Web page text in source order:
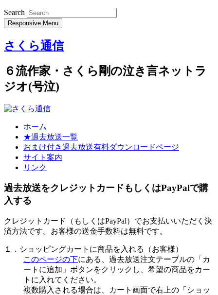
Search
Responsive Menu
さくら通信
６流作家・さくら剛の泣き言ネットラ
ジオ(号泣)
ホーム
★過去放送一覧
おまけ付き過去放送有料ダウンロードページ
サイト案内
リンク
過去放送をクレジットカードもしくはPayPalで購
入する
クレジットカード（もしくはPayPal）でお支払いいただく決
済方法です。お客様の送金手数料は無料です。
１．ショッピングカートに商品を入れる（お客様）
このページの下にある、過去放送注文テーブルの「カ
ートに追加」ボタンをクリックし、希望の商品をカー
トに入れてください。
複数購入される場合は、カート画面で右上の「ショッ